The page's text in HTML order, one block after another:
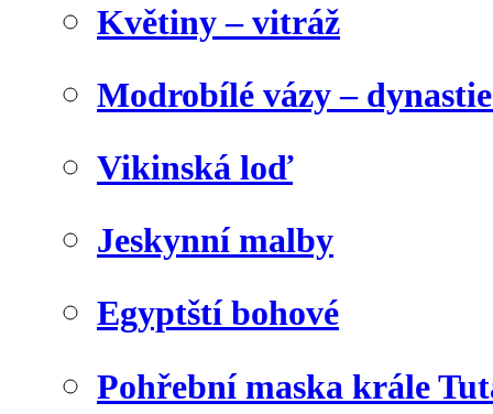
Květiny – vitráž
Modrobílé vázy –
Vikinská loď
Jeskynní malby
Egyptští bohové
Pohřební maska krále